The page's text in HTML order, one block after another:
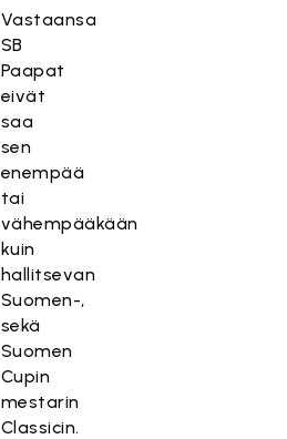
Vastaansa
SB
Paapat
eivät
saa
sen
enempää
tai
vähempääkään
kuin
hallitsevan
Suomen-,
sekä
Suomen
Cupin
mestarin
Classicin.